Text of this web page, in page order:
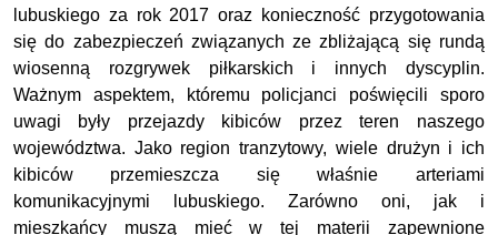
lubuskiego za rok 2017 oraz konieczność przygotowania
się do zabezpieczeń związanych ze zbliżającą się rundą
wiosenną rozgrywek piłkarskich i innych dyscyplin.
Ważnym aspektem, któremu policjanci poświęcili sporo
uwagi były przejazdy kibiców przez teren naszego
województwa. Jako region tranzytowy, wiele drużyn i ich
kibiców przemieszcza się właśnie arteriami
komunikacyjnymi lubuskiego. Zarówno oni, jak i
mieszkańcy muszą mieć w tej materii zapewnione